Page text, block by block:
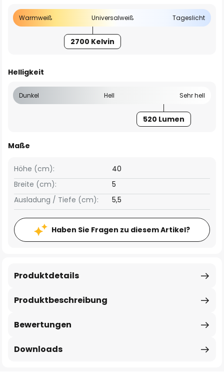
Warmweiß Universalweiß Tageslicht
2700 Kelvin
Helligkeit
Dunkel Hell Sehr hell
520 Lumen
Maße
Breite (cm): 5
Höhe (cm): 40
Ausladung / Tiefe (cm): 5,5
Haben Sie Fragen zu diesem Artikel?
Produktbeschreibung
Produktdetails
Bewertungen
Downloads